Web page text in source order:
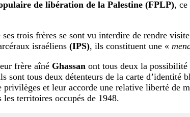
de libération de la Palestine (FPLP), ce
ses trois frères se sont vu interdire de rendre
israéliens (IPS), ils constituent une «
frère aîné Ghassan ont tous deux la
sont tous deux détenteurs de la carte d’identité
privilèges et leur accorde une relative liberté de
les territoires occupés de 1948.